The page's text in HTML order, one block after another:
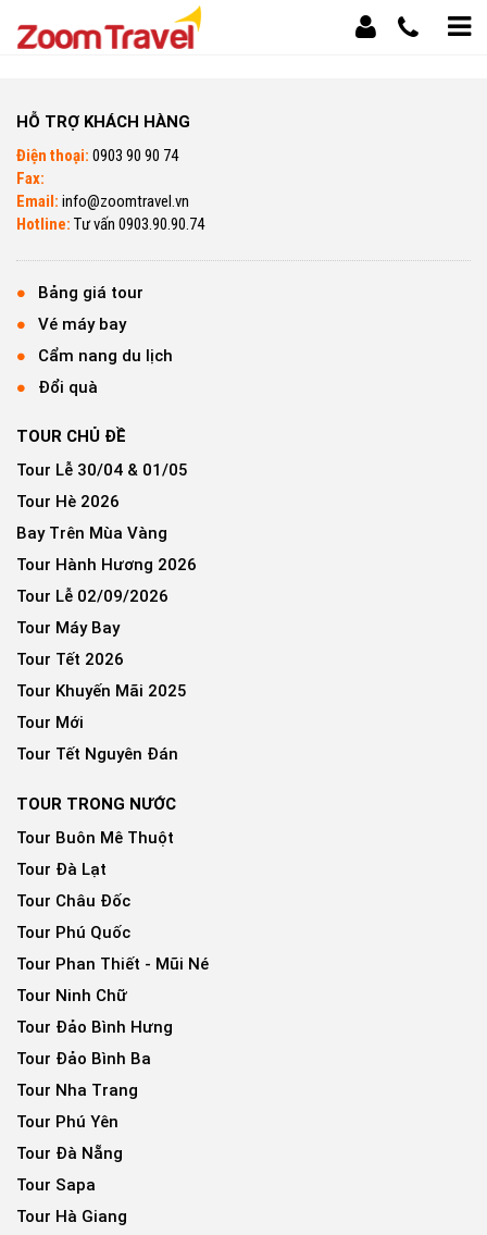
HỖ TRỢ KHÁCH HÀNG
Điện thoại: 0903 90 90 74
Fax:
Email: info@zoomtravel.vn
Hotline: Tư vấn 0903.90.90.74
Bảng giá tour
Vé máy bay
Cẩm nang du lịch
Đổi quà
TOUR CHỦ ĐỀ
Tour Lễ 30/04 & 01/05
Tour Hè 2026
Bay Trên Mùa Vàng
Tour Hành Hương 2026
Tour Lễ 02/09/2026
Tour Máy Bay
Tour Tết 2026
Tour Khuyến Mãi 2025
Tour Mới
Tour Tết Nguyên Đán
TOUR TRONG NƯỚC
Tour Buôn Mê Thuột
Tour Đà Lạt
Tour Châu Đốc
Tour Phú Quốc
Tour Phan Thiết - Mũi Né
Tour Ninh Chữ
Tour Đảo Bình Hưng
Tour Đảo Bình Ba
Tour Nha Trang
Tour Phú Yên
Tour Đà Nẵng
Tour Sapa
Tour Hà Giang